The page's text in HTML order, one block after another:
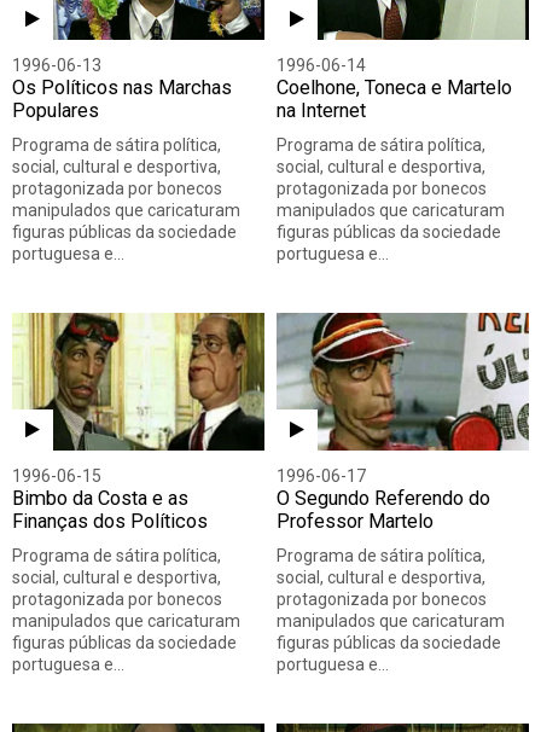
1996-06-13
Os Políticos nas Marchas
Populares
Programa de sátira política,
social, cultural e desportiva,
protagonizada por bonecos
manipulados que caricaturam
figuras públicas da sociedade
portuguesa e…
1996-06-14
Coelhone, Toneca e Martelo
na Internet
Programa de sátira política,
social, cultural e desportiva,
protagonizada por bonecos
manipulados que caricaturam
figuras públicas da sociedade
portuguesa e…
1996-06-15
Bimbo da Costa e as
Finanças dos Políticos
Programa de sátira política,
social, cultural e desportiva,
protagonizada por bonecos
manipulados que caricaturam
figuras públicas da sociedade
portuguesa e…
1996-06-17
O Segundo Referendo do
Professor Martelo
Programa de sátira política,
social, cultural e desportiva,
protagonizada por bonecos
manipulados que caricaturam
figuras públicas da sociedade
portuguesa e…